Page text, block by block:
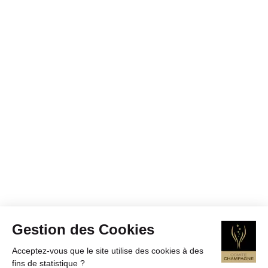
Gestion des Cookies
Acceptez-vous que le site utilise des cookies à des
fins de statistique ?